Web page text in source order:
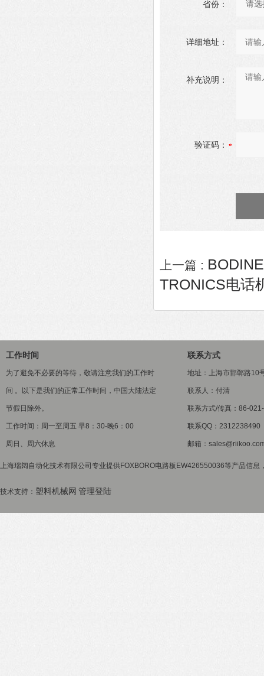
省份：
详细地址：
补充说明：
验证码：
上一篇 :
TRONICS电话
工作时间
为了避免不必要的等待，敬请注意我们的工作时
间 。以下是我们的正常工作时间，中国大陆法定
节假日除外。
工作时间：周一至周五 早8：30-晚6：00
周日、周六休息
联系方式
地址：上海市邯郸路10
联系人：付清
联系方式/传真：86-
联系QQ：2312238490
邮箱：
上海瑞阔自动化技术有限公司专业提供FOXBORO电路板EW426550036等产品信息
技术支持： 塑料机械网 管理登陆